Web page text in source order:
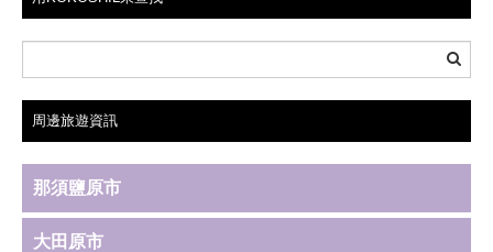
周邊旅遊資訊
那須鹽原市
大田原市